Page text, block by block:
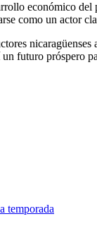
económico
como un actor
futuro próspero
temporada